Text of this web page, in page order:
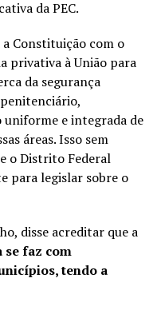
da PEC.
Constituição com o
privativa à União para
da segurança
uniforme e integrada de
áreas. Isso sem
o Distrito Federal
para legislar sobre o
disse acreditar que a
faz com
tendo a